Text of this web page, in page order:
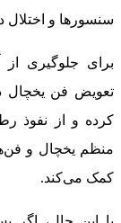
سنسورها و اختلال
برای جلوگیری از
تعویض فن یخچال
کرده و از نفوذ
منظم یخچال و
کمک می‌کند.